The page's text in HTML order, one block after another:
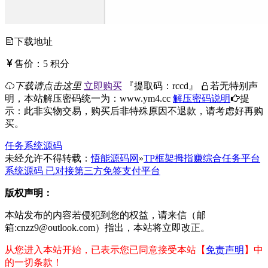
下载地址
售价： 5 积分
下载请点击这里 立即购买 『提取码： rccd 』
若无特别声
明，本站解压密码统一为：www.ym4.cc 解压密码说明
提
示：此非实物交易，购买后非特殊原因不退款，请考虑好再购
买。
任务系统源码
未经允许不得转载：悟能源码网 »TP框架拇指赚综合任务平台
系统源码 已对接第三方免签支付平台
版权声明：
本站发布的内容若侵犯到您的权益，请来信（邮
箱:cnzz9@outlook.com）指出，本站将立即改正。
从您进入本站开始，已表示您已同意接受本站【 免责声明 】中
的一切条款！